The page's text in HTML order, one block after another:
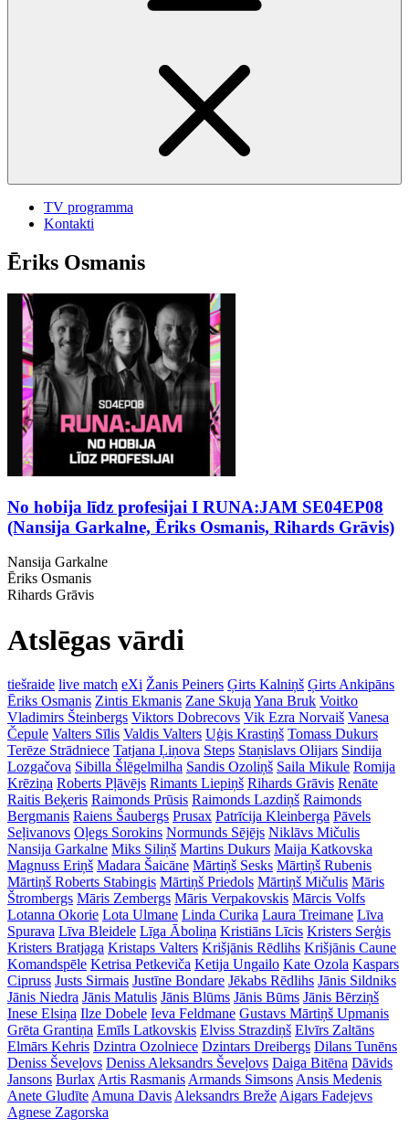
TV programma
Kontakti
Ēriks Osmanis
No hobija līdz profesijai I RUNA:JAM SE04EP08
(Nansija Garkalne, Ēriks Osmanis, Rihards Grāvis)
Nansija Garkalne
Ēriks Osmanis
Rihards Grāvis
Atslēgas vārdi
tiešraide live match eXi Žanis Peiners Ģirts Kalniņš Ģirts Ankipāns
Ēriks Osmanis Zintis Ekmanis Zane Skuja Yana Bruk Voitko
Vladimirs Šteinbergs Viktors Dobrecovs Vik Ezra Norvaiš Vanesa
Čepule Valters Sīlis Valdis Valters Uģis Krastiņš Tomass Dukurs
Terēze Strādniece Tatjana Ļiņova Steps Staņislavs Olijars Sindija
Lozgačova Sibilla Šlēgelmilha Sandis Ozoliņš Saila Mikule Romija
Krēziņa Roberts Pļāvējs Rimants Liepiņš Rihards Grāvis Renāte
Raitis Beķeris Raimonds Prūsis Raimonds Lazdiņš Raimonds
Bergmanis Raiens Šaubergs Prusax Patrīcija Kleinberga Pāvels
Seļivanovs Oļegs Sorokins Normunds Sējējs Niklāvs Mičulis
Nansija Garkalne Miks Siliņš Martins Dukurs Maija Katkovska
Magnuss Eriņš Madara Šaicāne Mārtiņš Sesks Mārtiņš Rubenis
Mārtiņš Roberts Stabingis Mārtiņš Priedols Mārtiņš Mičulis Māris
Štrombergs Māris Zembergs Māris Verpakovskis Mārcis Volfs
Lotanna Okorie Lota Ulmane Linda Curika Laura Treimane Līva
Spurava Līva Bleidele Līga Āboliņa Kristiāns Līcis Kristers Serģis
Kristers Bratjaga Kristaps Valters Krišjānis Rēdlihs Krišjānis Caune
Komandspēle Ketrisa Petkeviča Ketija Ungailo Kate Ozola Kaspars
Cipruss Justs Sirmais Justīne Bondare Jēkabs Rēdlihs Jānis Sildniks
Jānis Niedra Jānis Matulis Jānis Blūms Jānis Būms Jānis Bērziņš
Inese Elsiņa Ilze Dobele Ieva Feldmane Gustavs Mārtiņš Upmanis
Grēta Grantiņa Emīls Latkovskis Elviss Strazdiņš Elvīrs Zaltāns
Elmārs Kehris Dzintra Ozolniece Dzintars Dreibergs Dilans Tunēns
Deniss Ševeļovs Deniss Aleksandrs Ševeļovs Daiga Bitēna Dāvids
Jansons Burlax Artis Rasmanis Armands Simsons Ansis Medenis
Anete Gludīte Amuna Davis Aleksandrs Breže Aigars Fadejevs
Agnese Zagorska